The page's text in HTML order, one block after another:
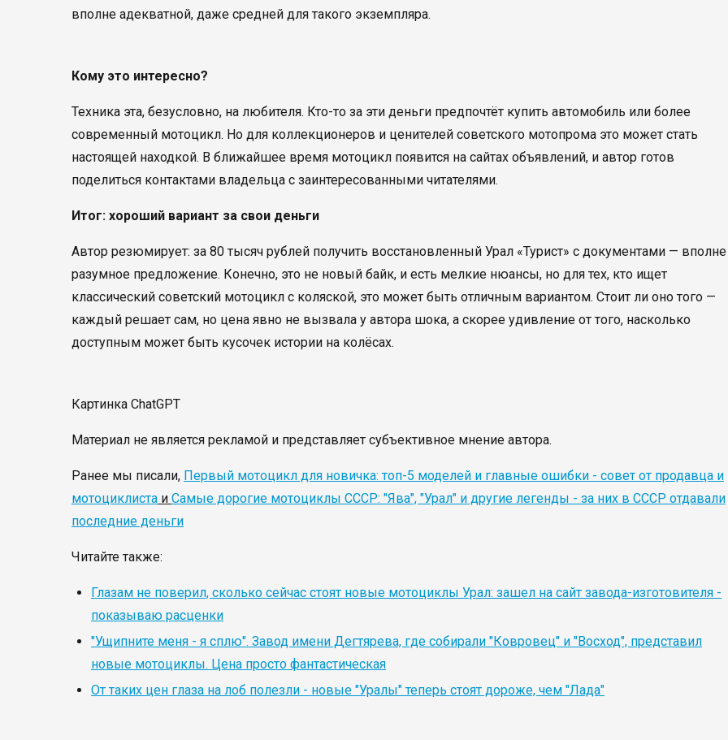
вполне адекватной, даже средней для такого экземпляра.
Кому это интересно?
Техника эта, безусловно, на любителя. Кто-то за эти деньги предпочтёт купить автомобиль или более
современный мотоцикл. Но для коллекционеров и ценителей советского мотопрома это может стать
настоящей находкой. В ближайшее время мотоцикл появится на сайтах объявлений, и автор готов
поделиться контактами владельца с заинтересованными читателями.
Итог: хороший вариант за свои деньги
Автор резюмирует: за 80 тысяч рублей получить восстановленный Урал «Турист» с документами — вполне
разумное предложение. Конечно, это не новый байк, и есть мелкие нюансы, но для тех, кто ищет
классический советский мотоцикл с коляской, это может быть отличным вариантом. Стоит ли оно того —
каждый решает сам, но цена явно не вызвала у автора шока, а скорее удивление от того, насколько
доступным может быть кусочек истории на колёсах.
Картинка ChatGPT
Материал не является рекламой и представляет субъективное мнение автора.
Ранее мы писали, Первый мотоцикл для новичка: топ-5 моделей и главные ошибки - совет от продавца и
мотоциклиста и Самые дорогие мотоциклы СССР: "Ява", "Урал" и другие легенды - за них в СССР отдавали
последние деньги
Читайте также:
Глазам не поверил, сколько сейчас стоят новые мотоциклы Урал: зашел на сайт завода-изготовителя -
показываю расценки
"Ущипните меня - я сплю". Завод имени Дегтярева, где собирали "Ковровец" и "Восход", представил
новые мотоциклы. Цена просто фантастическая
От таких цен глаза на лоб полезли - новые "Уралы" теперь стоят дороже, чем "Лада"